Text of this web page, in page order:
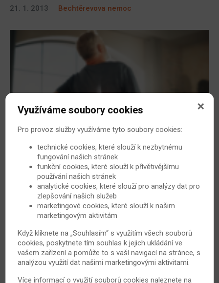
21. 1. 2013 Bechtěrevova nemoc
Co dělat, když vás bolí v kříži?
Sužuje vás bolest hýždí a zadní strany stehen? Přenáší
se i do oblasti třísel či stydké spony? Komplikuje vám
tato bolest váš běžný pohyb? Přinášíme vám několik
tipů, jak vyzrát na bolest křížokyčelního kloubu.
13. 5. 2023 Bechtěrevova nemoc
Využíváme soubory cookies
Pro provoz služby využíváme tyto soubory cookies:
technické cookies, které slouží k nezbytnému
fungování našich stránek
funkční cookies, které slouží k přívětivějšímu
používání našich stránek
analytické cookies, které slouží pro analýzy dat pro
zlepšování našich služeb
marketingové cookies, které slouží k našim
marketingovým aktivitám
Když kliknete na „Souhlasím“ s využitím všech souborů
cookies, poskytnete tím souhlas k jejich ukládání ve
vašem zařízení a pomůže to s vaší navigací na stránce, s
analýzou využití dat našimi marketingovými aktivitami.
Více informací o využití souborů cookies naleznete na